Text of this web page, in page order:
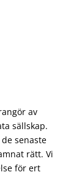
av
sällskap.
senaste
rätt. Vi
för ert